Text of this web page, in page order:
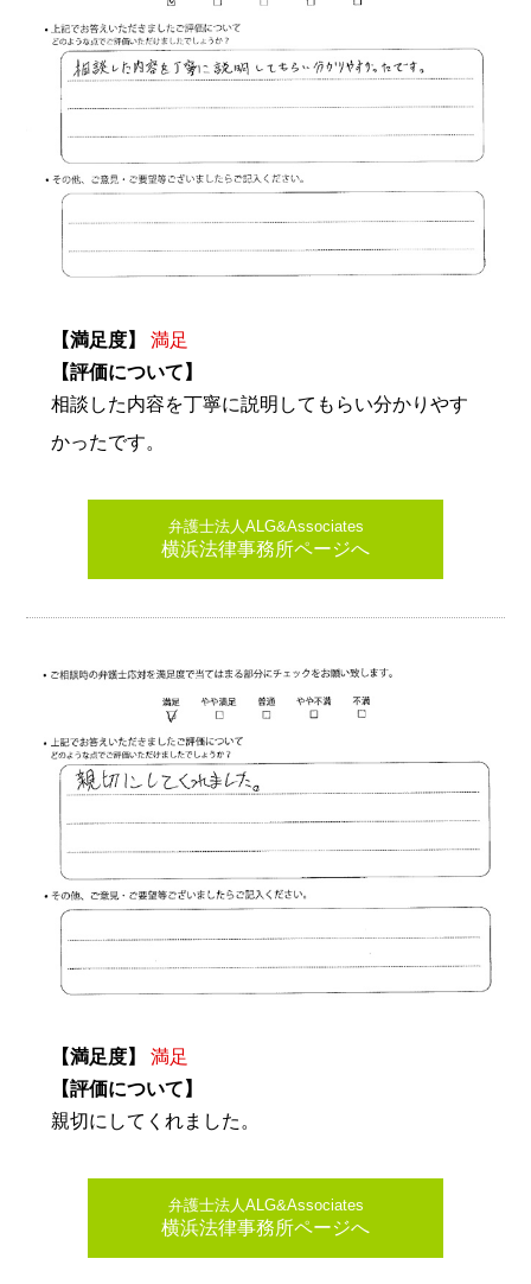
【満足度】
満足
【評価について】
相談した内容を丁寧に説明してもらい分かりやす
かったです。
弁護士法人ALG&Associates
横浜法律事務所ページへ
【満足度】
満足
【評価について】
親切にしてくれました。
弁護士法人ALG&Associates
横浜法律事務所ページへ